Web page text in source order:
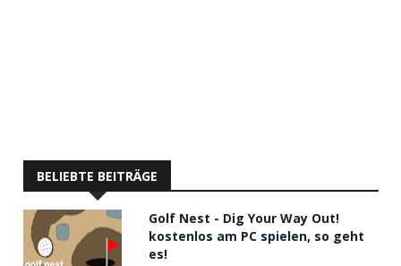
BELIEBTE BEITRÄGE
Golf Nest - Dig Your Way Out!
kostenlos am PC spielen, so geht
es!